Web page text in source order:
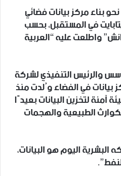
بناء مركز بيانات فضائي
في المستقبل، بحسب
واطلعت عليه “العربية
التنفيذي لشركة
بيانات في الفضاء وُلدت منذ
بيئة آمنة لتخزين البيانات بعيدًا
الطبيعية والهجمات
اليوم هو البيانات،